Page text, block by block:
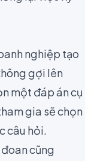
nghiệp tạo
gợi lên
một đáp án cụ
gia sẽ chọn
câu hỏi.
cũng